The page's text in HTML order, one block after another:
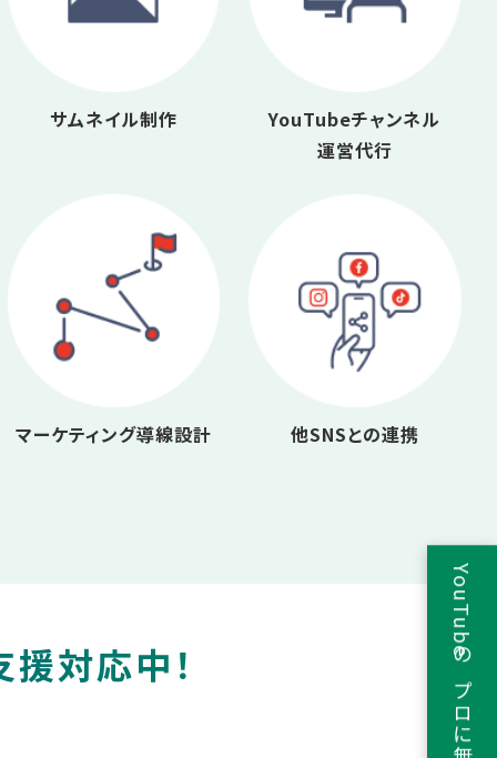
サムネイル制作
YouTubeチャンネル
運営代行
マーケティング導線設計 他SNSとの連携
対応中！ YouTubeのプロに無料相談